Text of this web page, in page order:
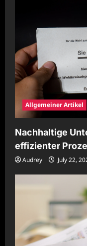
Allgemeiner Artikel
Nachhaltige
effizienter
Audrey July 22,